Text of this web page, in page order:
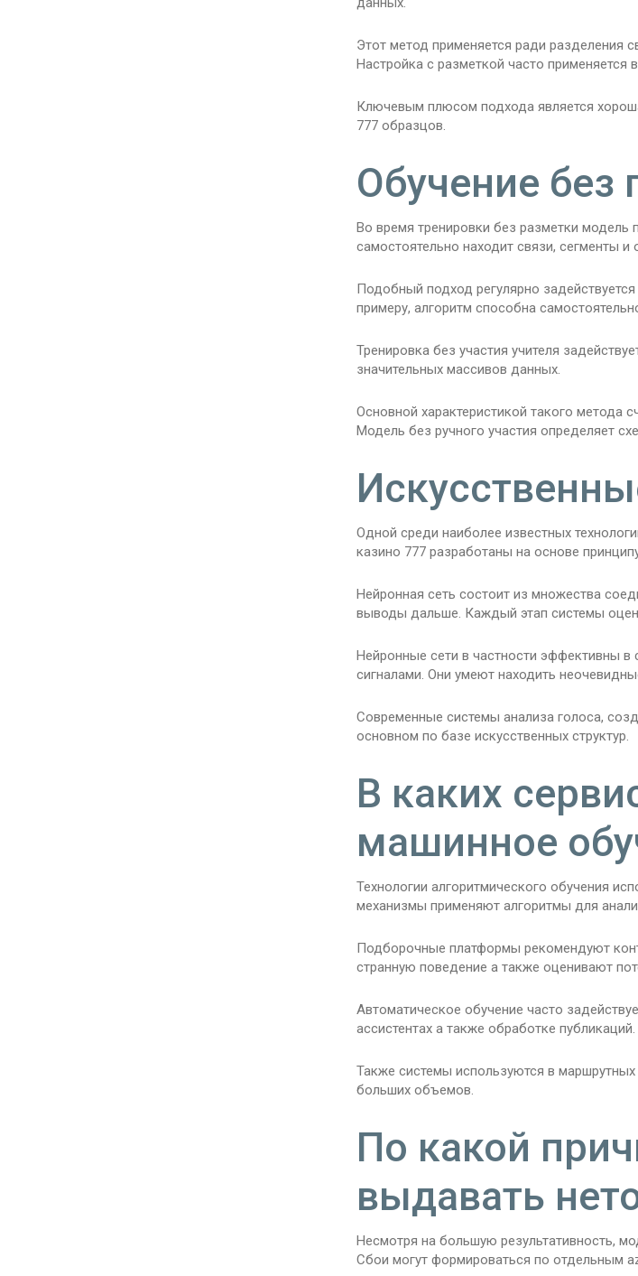
Этот метод применяется ради разделения
Настройка с разметкой часто применяется
Ключевым плюсом подхода является
777 образцов.
Обучение без
Во время тренировки без разметки
самостоятельно находит связи, сегменты
Подобный подход регулярно
примеру, алгоритм способна
Тренировка без участия учителя
значительных массивов данных.
Основной характеристикой такого метода
Модель без ручного участия определяет
Одной среди наиболее известных
казино 777 разработаны на основе
Нейронная сеть состоит из множества
выводы дальше. Каждый этап системы
Нейронные сети в частности эффективны в
сигналами. Они умеют находить
Современные системы анализа голоса,
основном по базе искусственных структур.
В каких
машинное
Технологии алгоритмического обучения
механизмы применяют алгоритмы для
Подборочные платформы рекомендуют
странную поведение а также оценивают
Автоматическое обучение часто
ассистентах а также обработке публикаций.
Также системы используются в маршрутных
больших объемов.
По какой
выдавать
Несмотря на большую результативность,
Сбои могут формироваться по отдельным